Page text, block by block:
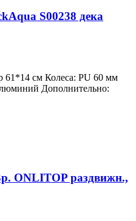
S00238 дека
61*14 см Колеса: PU 60 мм
Дополнительно:
ONLITOP раздвижн.,